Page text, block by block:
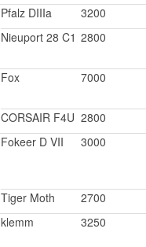
Pfalz DIIIa
3200
Nieuport 28 C1 2800
Fox 7000
CORSAIR F4U 2800
Fokeer D VII 3000
Tiger Moth
2700
klemm 3250